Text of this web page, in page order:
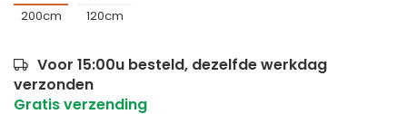
200cm 120cm
Voor 15:00u besteld, dezelfde werkdag
verzonden
Gratis verzending